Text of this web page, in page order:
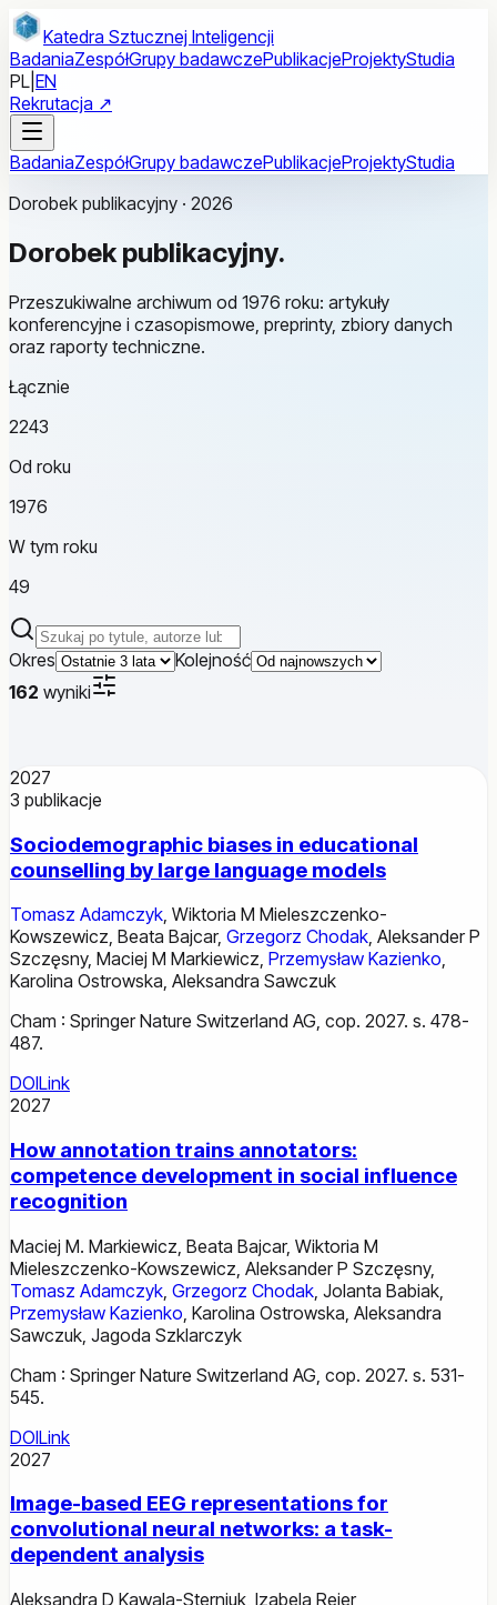
Przejdź do treści głównej
Katedra Sztucznej Inteligencji
BadaniaZespółGrupy badawczePublikacjeProjektyStudia
PL EN
Rekrutacja ↗
BadaniaZespółGrupy badawczePublikacjeProjektyStudia
Dorobek publikacyjny · 2026
Dorobek publikacyjny.
Przeszukiwalne archiwum od 1976 roku: artykuły
konferencyjne i czasopismowe, preprinty, zbiory danych
oraz raporty techniczne.
Łącznie
2243
Od roku
1976
W tym roku
49
Szukaj publikacji
Okres
Kolejność
162 wyniki
2027
3 publikacje
Sociodemographic biases in educational
counselling by large language models
Tomasz Adamczyk, Wiktoria M Mieleszczenko-
Kowszewicz, Beata Bajcar, Grzegorz Chodak, Aleksander P
Szczęsny, Maciej M Markiewicz, Przemysław Kazienko,
Karolina Ostrowska, Aleksandra Sawczuk
Cham : Springer Nature Switzerland AG, cop. 2027. s. 478-
487.
DOILink
2027
How annotation trains annotators:
competence development in social influence
recognition
Maciej M. Markiewicz Beata Bajcar, Wiktoria M
Mieleszczenko-Kowszewicz Aleksander P Szczęsny,
Tomasz Adamczyk Grzegorz Chodak Jolanta Babiak
Przemysław Kazienko Karolina Ostrowska Aleksandra
Sawczuk Jagoda Szklarczyk
Cham : Springer Nature Switzerland AG, cop. 2027. s. 531-
545.
DOILink
2027
Image-based EEG representations for
convolutional neural networks: a task-
dependent analysis
Aleksandra D Kawala-Sterniuk, Izabela Rejer